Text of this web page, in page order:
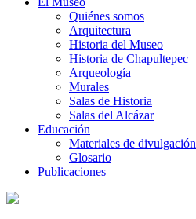
Quiénes somos
Arquitectura
Historia del Museo
Historia de Chapultepec
Arqueología
Murales
Salas de Historia
Salas del Alcázar
Educación
Materiales de divulgación
Glosario
Publicaciones